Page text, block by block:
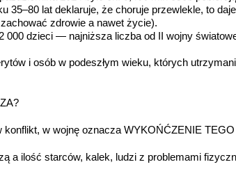
35–80 lat deklaruje, że choruje przewlekle, to
zdrowie a nawet życie).
000 dzieci — najniższa liczba od II wojny
i osób w podeszłym wieku, których
konflikt, w wojnę oznacza WYKOŃĆZENIE
a ilość starców, kalek, ludzi z problemami